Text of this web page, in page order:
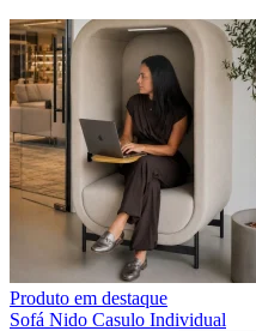
Produto em destaque
Sofá Nido Casulo Individual